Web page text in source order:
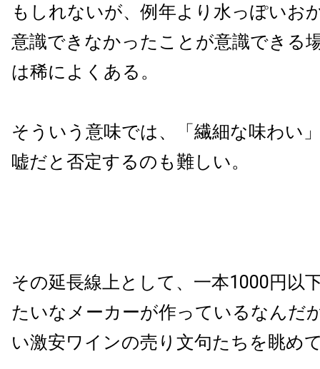
もしれないが、例年より水っぽいお
意識できなかったことが意識できる
は稀によくある。
そういう意味では、「繊細な味わい
嘘だと否定するのも難しい。
その延長線上として、一本1000円以
たいなメーカーが作っているなんだ
い激安ワインの売り文句たちを眺め